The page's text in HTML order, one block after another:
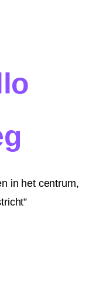
in het centrum,